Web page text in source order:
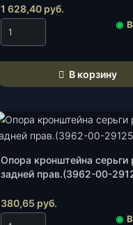
а
Д
)
(
1
3
4320-31 (привод
00-2204076-10TKU-
шт.
1 628,40 руб.
◉
В корзину
Опора кронштейна серьги
задней прав.(3962-00-
380,65 руб.
◉